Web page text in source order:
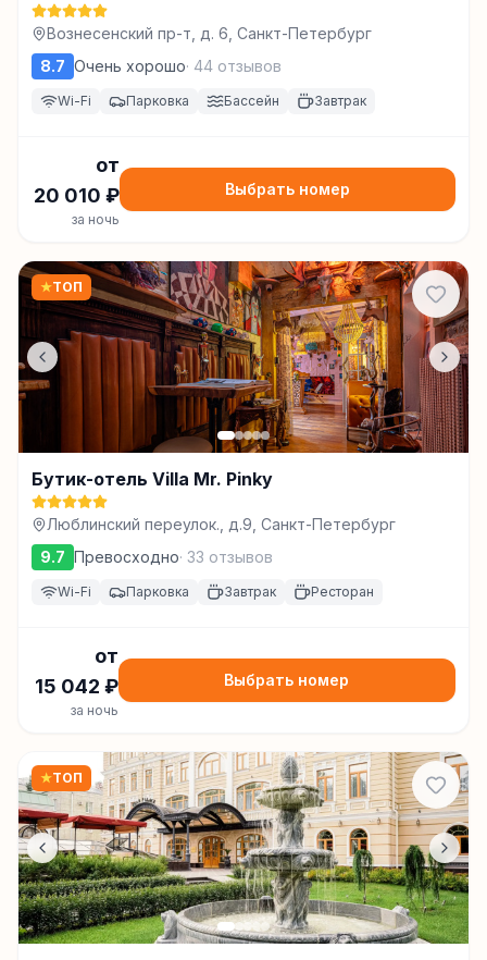
Вознесенский пр-т, д. 6, Санкт-Петербург
8.7 Очень хорошо· 44 отзывов
Wi-Fi Парковка Бассейн Завтрак
от
20 010 ₽
за ночь
Выбрать номер
★ТОП
Бутик-отель Villa Mr. Pinky
Люблинский переулок., д.9, Санкт-Петербург
9.7 Превосходно· 33 отзывов
Wi-Fi Парковка Завтрак Ресторан
от
15 042 ₽
за ночь
Выбрать номер
★ТОП